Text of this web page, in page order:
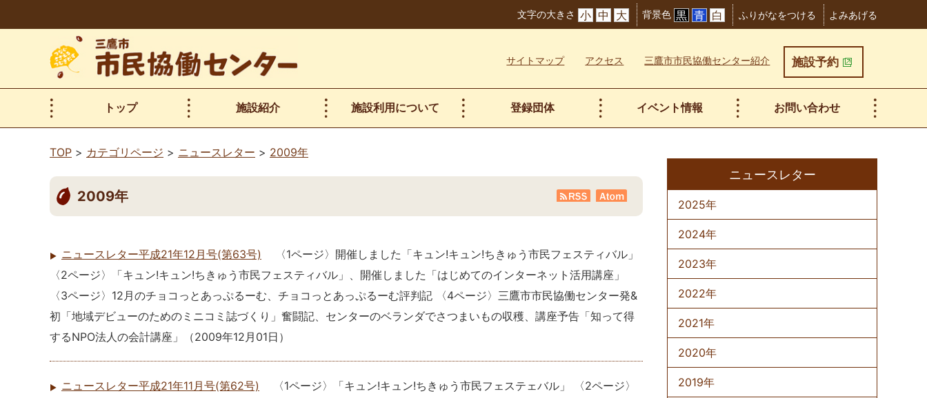
文
へ
移
動
文字の大きさ 小 中 大 背景色 黒 青 白 ふりがなをつける よみあげる
サイトマップ アクセス 三鷹市市民協働センター紹介 施設予約
トップ 施設紹介 施設利用について 登録団体 イベント情報 お問い合わせ
TOP カテゴリページ ニュースレター 2009年
2009年
ニュースレター平成21年12月号(第63号)
〈1ページ〉開催しました「キュン!キュン!ちきゅう市民フェスティバル」
〈2ページ〉「キュン!キュン!ちきゅう市民フェスティバル」、開催しました「はじめてのインターネット活用講座」
〈3ページ〉12月のチョコっとあっぷるーむ、チョコっとあっぷるーむ評判記 〈4ページ〉三鷹市市民協働センター発&
初「地域デビューのためのミニコミ誌づくり」奮闘記、センターのベランダでさつまいもの収穫、講座予告「知って得
するNPO法人の会計講座」
（2009年12月01日 ）
ニュースレター平成21年11月号(第62号)
〈1ページ〉「キュン!キュン!ちきゅう市民フェステェバル」 〈2ページ〉
ニュースレター
2025年
2024年
2023年
2022年
2021年
2020年
2019年